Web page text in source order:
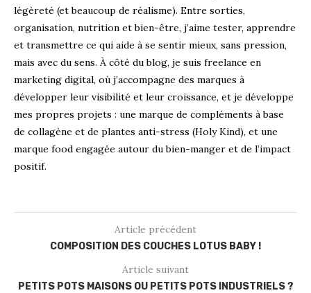
légèreté (et beaucoup de réalisme). Entre sorties,
organisation, nutrition et bien-être, j’aime tester, apprendre
et transmettre ce qui aide à se sentir mieux, sans pression,
mais avec du sens. À côté du blog, je suis freelance en
marketing digital, où j’accompagne des marques à
développer leur visibilité et leur croissance, et je développe
mes propres projets : une marque de compléments à base
de collagène et de plantes anti-stress (Holy Kind), et une
marque food engagée autour du bien-manger et de l’impact
positif.
Article précédent
COMPOSITION DES COUCHES LOTUS BABY !
Article suivant
PETITS POTS MAISONS OU PETITS POTS INDUSTRIELS ?